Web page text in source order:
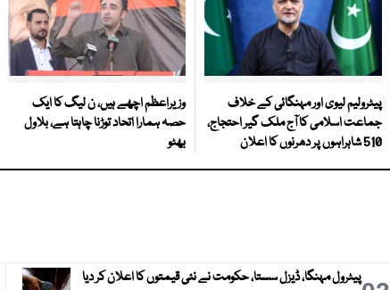
پیٹرولیم لیوی اور مہنگائی کے خلاف
جماعت اسلامی کا آج ملک گیر احتجاج،
510 شاہراہوں پر دھرنوں کا اعلان
وزیراعظم اچھے ہیں، ن لیگ کا ایک
حصہ ہمارا اتحاد توڑنا چاہتا ہے، بلاول
بھٹو
پیٹرول مہنگا، ڈیزل سستا، حکومت نے نئی قیمتوں کا اعلان کر دیا